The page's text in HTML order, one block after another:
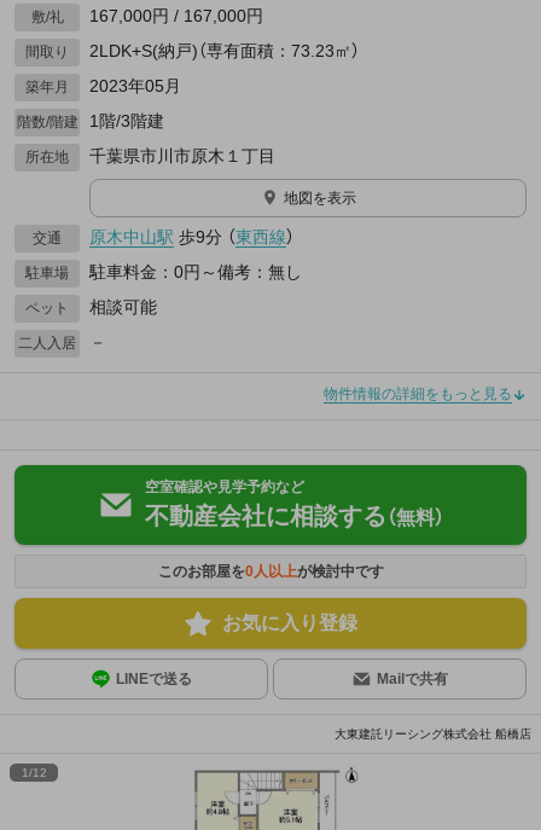
敷/礼 167,000円 / 167,000円
間取り 2LDK+S(納戸)（専有面積：73.23㎡）
築年月 2023年05月
階数/階建 1階/3階建
所在地 千葉県市川市原木１丁目
地図を表示
交通 原木中山駅 歩9分 （東西線）
駐車場 駐車料金：0円～備考：無し
ペット 相談可能
二人入居 －
物件情報の詳細をもっと見る
空室確認や見学予約など
不動産会社に相談する （無料）
このお部屋を0人以上が検討中です
お気に入り登録
LINEで送る Mailで共有
大東建託リーシング株式会社 船橋店
1/12